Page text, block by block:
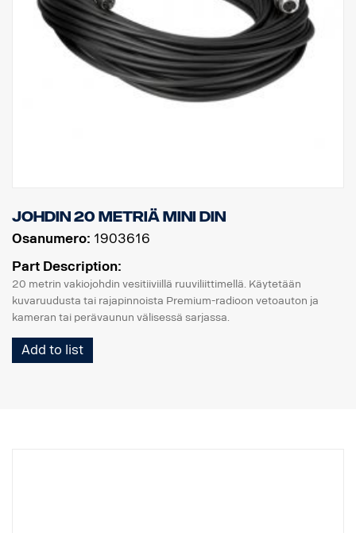
Johdin 20 metriä MINI DIN
Osanumero: 1903616
Part Description:
20 metrin vakiojohdin vesitiiviillä ruuviliittimellä. Käytetään
kuvaruudusta tai rajapinnoista Premium-radioon vetoauton ja
kameran tai perävaunun välisessä sarjassa.
Add to list